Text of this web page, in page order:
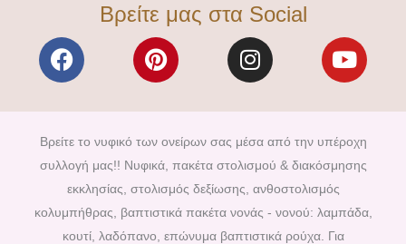
Βρείτε μας στα Social
F
a
e
b
o
o
k
P
i
t
e
r
e
s
t
I
n
t
a
g
r
a
m
Y
o
t
u
b
Βρείτε το νυφικό των ονείρων σας μέσα από την υπέροχη
συλλογή μας!! Νυφικά, πακέτα στολισμού & διακόσμησης
εκκλησίας, στολισμός δεξίωσης, ανθοστολισμός
κολυμπήθρας, βαπτιστικά πακέτα νονάς - νονού: λαμπάδα,
κουτί, λαδόπανο, επώνυμα βαπτιστικά ρούχα. Για